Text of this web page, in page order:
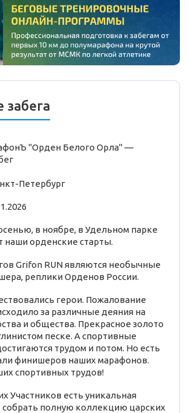
забега
"Орден Белого Орла" —
Петербург
в ноябре, в Удельном парке
наши орденские старты.
Grifon RUN являются необычные
реплики Орденов России.
герои. Пожалование
за различные деяния на
и общества. Прекрасное золото
песке. А спортивные
трудом и потом. Но есть
финишеров наших марафонов.
спортивных трудов!
Участников есть уникальная
собрать полную коллекцию царских